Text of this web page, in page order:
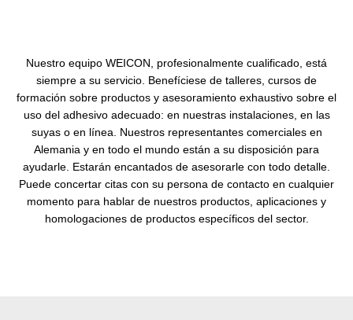
Nuestro equipo WEICON, profesionalmente cualificado, está
siempre a su servicio. Benefíciese de talleres, cursos de
formación sobre productos y asesoramiento exhaustivo sobre el
uso del adhesivo adecuado: en nuestras instalaciones, en las
suyas o en línea. Nuestros representantes comerciales en
Alemania y en todo el mundo están a su disposición para
ayudarle. Estarán encantados de asesorarle con todo detalle.
Puede concertar citas con su persona de contacto en cualquier
momento para hablar de nuestros productos, aplicaciones y
homologaciones de productos específicos del sector.